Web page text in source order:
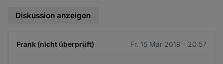
Diskussion anzeigen
Frank (nicht überprüft) Fr. 15 Mär 2019 - 20:57